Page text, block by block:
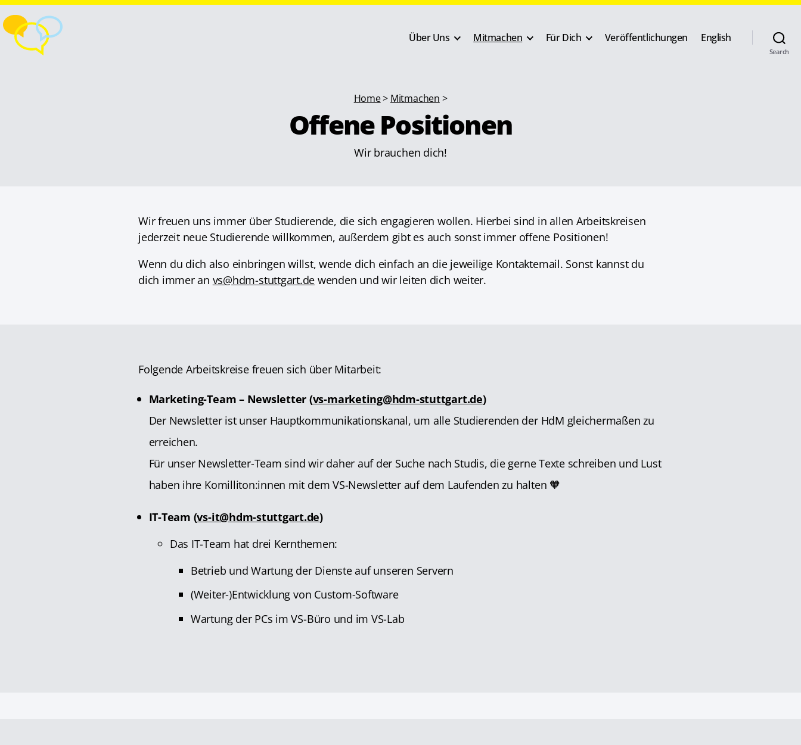
Über Uns Mitmachen Für Dich Veröffentlichungen English
Search
Home> Mitmachen >
Offene Positionen
Wir brauchen dich!
Wir freuen uns immer über Studierende, die sich engagieren wollen. Hierbei sind in allen Arbeitskreisen
jederzeit neue Studierende willkommen, außerdem gibt es auch sonst immer offene Positionen!
Wenn du dich also einbringen willst, wende dich einfach an die jeweilige Kontaktemail. Sonst kannst du
dich immer an vs@hdm-stuttgart.de wenden und wir leiten dich weiter.
Folgende Arbeitskreise freuen sich über Mitarbeit:
Marketing-Team – Newsletter (vs-marketing@hdm-stuttgart.de)
Der Newsletter ist unser Hauptkommunikationskanal, um alle Studierenden der HdM gleichermaßen zu
erreichen.
Für unser Newsletter-Team sind wir daher auf der Suche nach Studis, die gerne Texte schreiben und Lust
haben ihre Komilliton:innen mit dem VS-Newsletter auf dem Laufenden zu halten 🧡
IT-Team (vs-it@hdm-stuttgart.de)
Das IT-Team hat drei Kernthemen:
Betrieb und Wartung der Dienste auf unseren Servern
(Weiter-)Entwicklung von Custom-Software
Wartung der PCs im VS-Büro und im VS-Lab